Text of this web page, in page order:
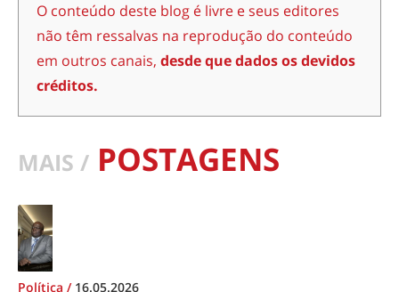
O conteúdo deste blog é livre e seus editores
não têm ressalvas na reprodução do conteúdo
em outros canais, desde que dados os devidos
créditos.
MAIS / POSTAGENS
Política / 16.05.2026